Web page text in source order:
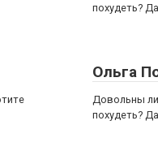
похудеть?
Ольга
Довольны
похудеть?